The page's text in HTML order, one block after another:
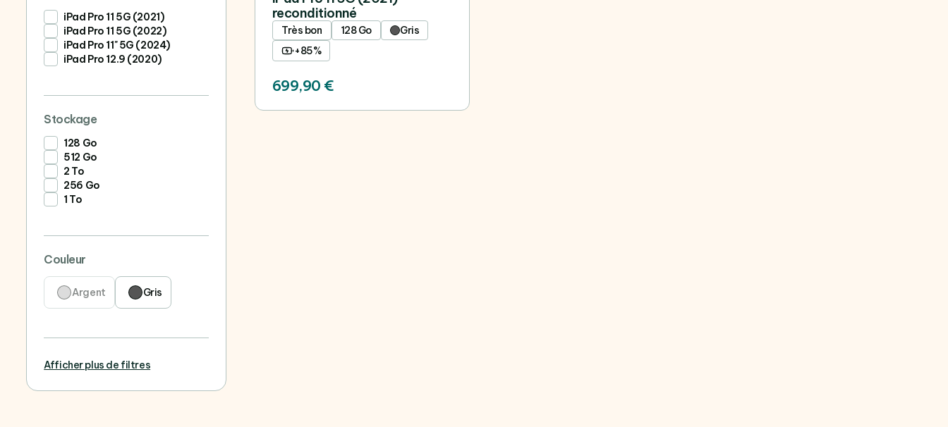
iPad Pro 11 5G (2021)
iPad Pro 11 5G (2022)
iPad Pro 11" 5G (2024)
iPad Pro 12.9 (2020)
Stockage
128 Go
512 Go
2 To
256 Go
1 To
Couleur
Argent Gris
Afficher plus de filtres
reconditionné
128 Go
Très bon
Gris
+85%
699,90 €